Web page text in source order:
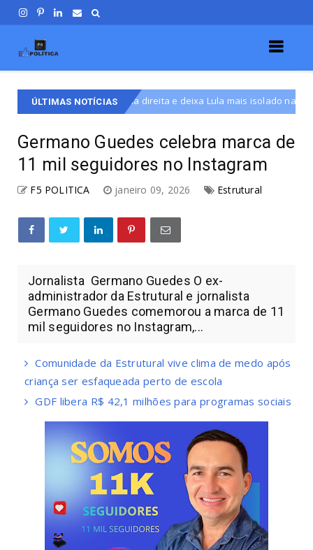
ÚLTIMAS NOTÍCIAS
avanço da direita e deixa Lula mais isolado na América do Sul
Germano Guedes celebra marca de
11 mil seguidores no Instagram
F5 POLITICA janeiro 09, 2026 Estrutural
Jornalista Germano Guedes O ex-
administrador da Estrutural e jornalista
Germano Guedes comemorou a marca de 11
mil seguidores no Instagram,...
Comunidade da Estrutural vive clima de medo após
criança ser esfaqueada perto de escola
GDF libera R$ 42,1 milhões para programas sociais